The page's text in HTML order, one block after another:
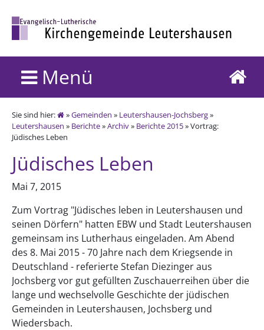
Menü
Sie sind hier: »Gemeinden » Leutershausen-Jochsberg»
Leutershausen » Berichte»Archiv» Berichte 2015» Vortrag:
Jüdisches Leben
Jüdisches Leben
Mai 7, 2015
Zum Vortrag "Jüdisches leben in Leutershausen und
seinen Dörfern" hatten EBW und Stadt Leutershausen
gemeinsam ins Lutherhaus eingeladen. Am Abend
des 8. Mai 2015 - 70 Jahre nach dem Kriegsende in
Deutschland - referierte Stefan Diezinger aus
Jochsberg vor gut gefüllten Zuschauerreihen über die
lange und wechselvolle Geschichte der jüdischen
Gemeinden in Leutershausen, Jochsberg und
Wiedersbach.